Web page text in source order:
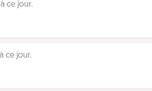
ce jour.
ce jour.